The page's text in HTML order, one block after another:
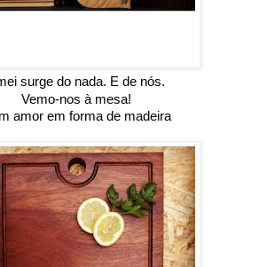
surge do nada. E de nós.
Vemo-nos à mesa!
amor em forma de madeira